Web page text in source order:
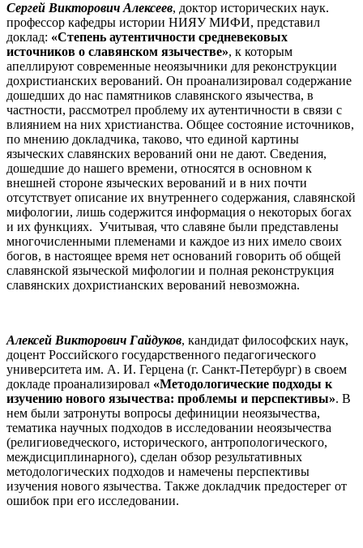
Сергей Викторович Алексеев, доктор исторических наук.
профессор кафедры истории НИЯУ МИФИ, представил
доклад: «Степень аутентичности средневековых
источников о славянском язычестве», к которым
апеллируют современные неоязычники для реконструкции
дохристианских верований. Он проанализировал содержание
дошедших до нас памятников славянского язычества, в
частности, рассмотрел проблему их аутентичности в связи с
влиянием на них христианства. Общее состояние источников,
по мнению докладчика, таково, что единой картины
языческих славянских верований они не дают. Сведения,
дошедшие до нашего времени, относятся в основном к
внешней стороне языческих верований и в них почти
отсутствует описание их внутреннего содержания, славянской
мифологии, лишь содержится информация о некоторых богах
и их функциях. Учитывая, что славяне были представлены
многочисленными племенами и каждое из них имело своих
богов, в настоящее время нет оснований говорить об общей
славянской языческой мифологии и полная реконструкция
славянских дохристианских верований невозможна.
Алексей Викторович Гайдуков, кандидат философских наук,
доцент Российского государственного педагогического
университета им. А. И. Герцена (г. Санкт-Петербург) в своем
докладе проанализировал «Методологические подходы к
изучению нового язычества: проблемы и перспективы». В
нем были затронуты вопросы дефиниции неоязычества,
тематика научных подходов в исследовании неоязычества
(религиоведческого, исторического, антропологического,
междисциплинарного), сделан обзор результативных
методологических подходов и намечены перспективы
изучения нового язычества. Также докладчик предостерег от
ошибок при его исследовании.